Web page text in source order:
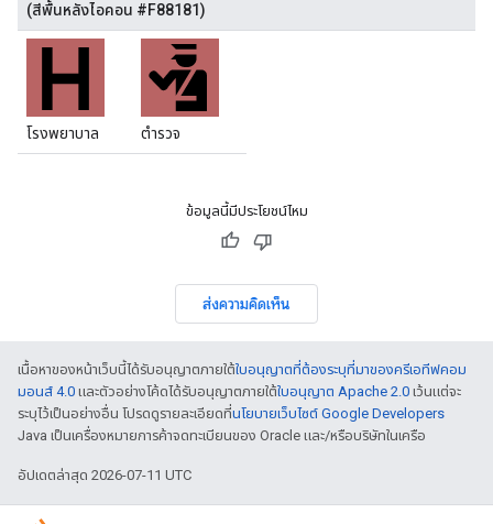
(สีพื้นหลังไอคอน #F88181)
โรงพยาบาล ตำรวจ
ข้อมูลนี้มีประโยชน์ไหม
ส่งความคิดเห็น
เนื้อหาของหน้าเว็บนี้ได้รับอนุญาตภายใต้ใบอนุญาตที่ต้องระบุที่มาของครีเอทีฟคอม
มอนส์ 4.0 และตัวอย่างโค้ดได้รับอนุญาตภายใต้ใบอนุญาต Apache 2.0 เว้นแต่จะ
ระบุไว้เป็นอย่างอื่น โปรดดูรายละเอียดที่นโยบายเว็บไซต์ Google Developers
Java เป็นเครื่องหมายการค้าจดทะเบียนของ Oracle และ/หรือบริษัทในเครือ
อัปเดตล่าสุด 2026-07-11 UTC